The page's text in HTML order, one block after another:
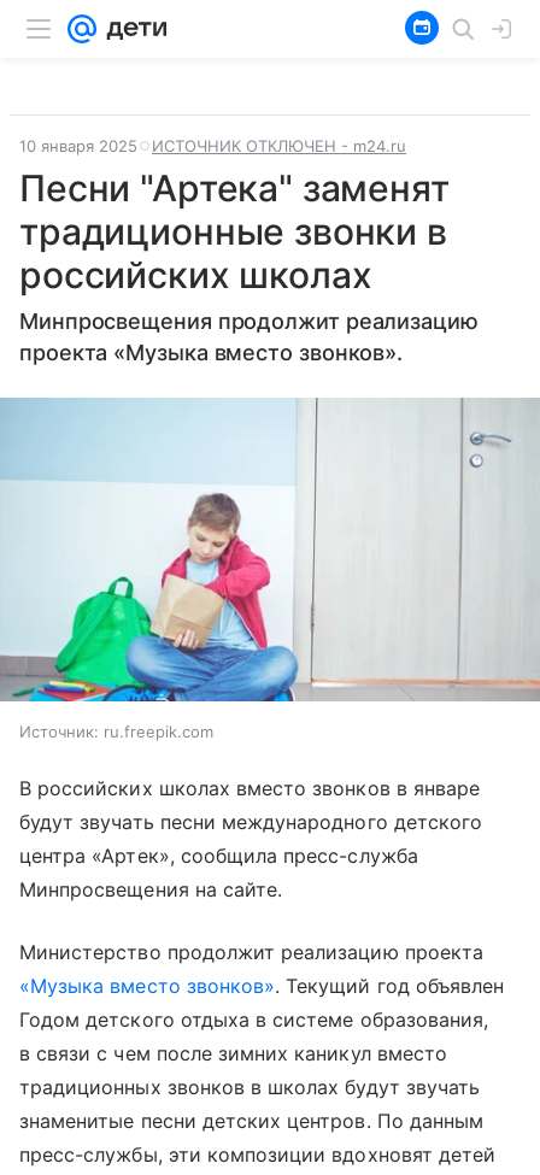
10 января 2025 ИСТОЧНИК ОТКЛЮЧЕН - m24.ru
Песни "Артека" заменят
традиционные звонки в
российских школах
Минпросвещения продолжит реализацию
проекта «Музыка вместо звонков».
Источник: ru.freepik.com
В российских школах вместо звонков в январе
будут звучать песни международного детского
центра «Артек», сообщила пресс-служба
Минпросвещения на сайте.
Министерство продолжит реализацию проекта
«Музыка вместо звонков». Текущий год объявлен
Годом детского отдыха в системе образования,
в связи с чем после зимних каникул вместо
традиционных звонков в школах будут звучать
знаменитые песни детских центров. По данным
пресс-службы, эти композиции вдохновят детей